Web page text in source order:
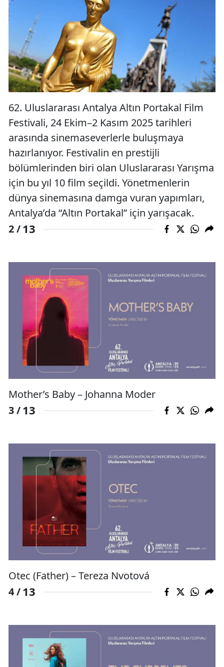
62. Uluslararası Antalya Altın Portakal Film
Festivali, 24 Ekim–2 Kasım 2025 tarihleri
arasında sinemaseverlerle buluşmaya
hazırlanıyor. Festivalin en prestijli
bölümlerinden biri olan Uluslararası Yarışma
için bu yıl 10 film seçildi. Yönetmenlerin
dünya sinemasına damga vuran yapımları,
Antalya’da “Altın Portakal” için yarışacak.
2 /13
Mother’s Baby – Johanna Moder
3 /13
Otec (Father) – Tereza Nvotová
4 /13